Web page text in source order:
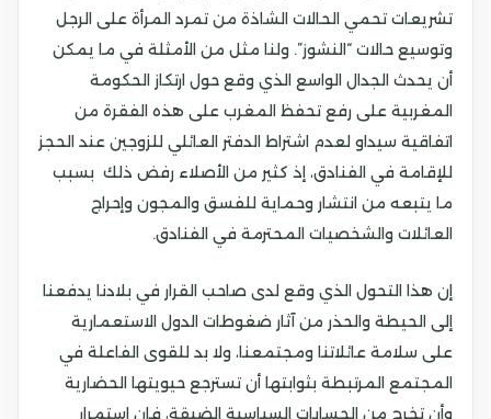
تشريعات تحمي الحالات الشاذة من تمرد المرأة على الرجل
وتوسيع حالات “النشوز”. ولنا مثل من الأمثلة في ما يمكن
أن يحدث الجدال الواسع الذي وقع حول ارتكاز الحكومة
المغربية على رفع تحفظ المغرب على هذه الفقرة من
اتفاقية سيداو لعدم اشتراط الدفتر العائلي للزوجين عند الحجز
للإقامة في الفنادق، إذ كثير من الأصلاء رفض ذلك بسبب
ما يتبعه من انتشار وحماية للفسق والمجون وإحراج
العائلات والشخصيات المحترمة في الفنادق.
إن هذا التحول الذي وقع لدى صاحب القرار في بلادنا يدفعنا
إلى الحيطة والحذر من آثار ضغوطات الدول الاستعمارية
على سلامة عائلاتنا ومجتمعنا، ولا بد للقوى الفاعلة في
المجتمع المرتبطة بثوابتها أن تسترجع حيويتها الحضارية
وأن تخرج من الحسابات السياسية الضيقة، فإن استمرار